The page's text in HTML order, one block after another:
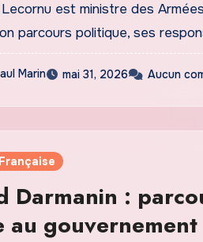
est ministre des
parcours politique, ses
Marin mai 31, 2026 Aucun
Darmanin :
au gouvernement